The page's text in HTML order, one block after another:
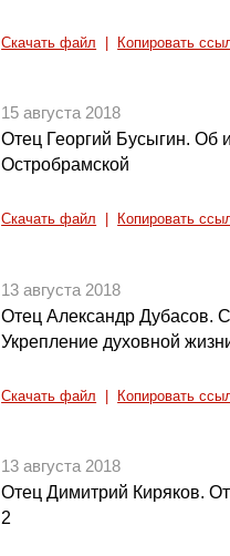
Скачать файл Копировать
15 августа 2018
Отец Георгий Бусыгин. Об
Остробрамской
Скачать файл Копировать
13 августа 2018
Отец Александр Дубасов.
Укрепление духовной
Скачать файл Копировать
13 августа 2018
Отец Димитрий Киряков.
2